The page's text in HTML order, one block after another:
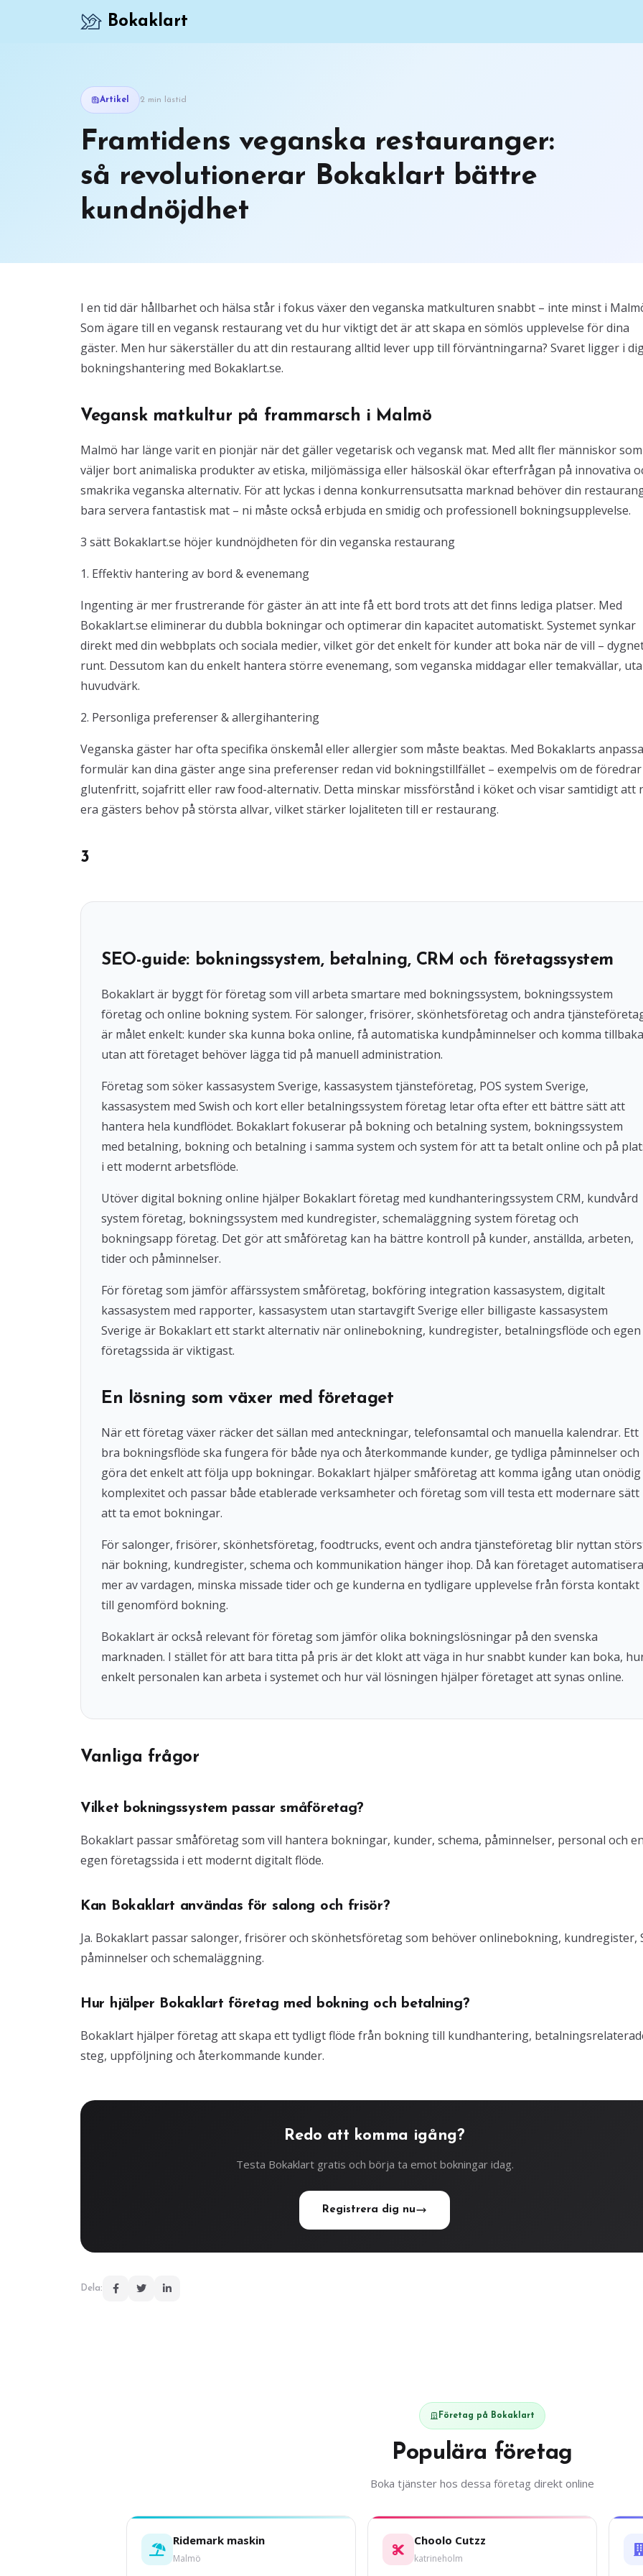
Bokaklart
Artikel 2 min lästid
Framtidens veganska restauranger:
så revolutionerar Bokaklart bättre
kundnöjdhet
I en tid där hållbarhet och hälsa står i fokus växer den veganska matkulturen snabbt – inte minst i
Som ägare till en vegansk restaurang vet du hur viktigt det är att skapa en sömlös upplevelse för dina
gäster. Men hur säkerställer du att din restaurang alltid lever upp till förväntningarna? Svaret ligger i
bokningshantering med Bokaklart.se.
Vegansk matkultur på frammarsch i Malmö
Malmö har länge varit en pionjär när det gäller vegetarisk och vegansk mat. Med allt fler människor som
väljer bort animaliska produkter av etiska, miljömässiga eller hälsoskäl ökar efterfrågan på innovativa
smakrika veganska alternativ. För att lyckas i denna konkurrensutsatta marknad behöver din
bara servera fantastisk mat – ni måste också erbjuda en smidig och professionell bokningsupplevelse.
3 sätt Bokaklart.se höjer kundnöjdheten för din veganska restaurang
1. Effektiv hantering av bord & evenemang
Ingenting är mer frustrerande för gäster än att inte få ett bord trots att det finns lediga platser. Med
Bokaklart.se eliminerar du dubbla bokningar och optimerar din kapacitet automatiskt. Systemet synkar
direkt med din webbplats och sociala medier, vilket gör det enkelt för kunder att boka när de vill –
runt. Dessutom kan du enkelt hantera större evenemang, som veganska middagar eller temakvällar,
huvudvärk.
2. Personliga preferenser & allergihantering
Veganska gäster har ofta specifika önskemål eller allergier som måste beaktas. Med Bokaklarts
formulär kan dina gäster ange sina preferenser redan vid bokningstillfället – exempelvis om de föredrar
glutenfritt, sojafritt eller raw food-alternativ. Detta minskar missförstånd i köket och visar samtidigt att
era gästers behov på största allvar, vilket stärker lojaliteten till er restaurang.
3
SEO-guide: bokningssystem, betalning, CRM och företagssystem
Bokaklart är byggt för företag som vill arbeta smartare med bokningssystem, bokningssystem
företag och online bokning system. För salonger, frisörer, skönhetsföretag och andra
är målet enkelt: kunder ska kunna boka online, få automatiska kundpåminnelser och komma tillbaka
utan att företaget behöver lägga tid på manuell administration.
Företag som söker kassasystem Sverige, kassasystem tjänsteföretag, POS system Sverige,
kassasystem med Swish och kort eller betalningssystem företag letar ofta efter ett bättre sätt att
hantera hela kundflödet. Bokaklart fokuserar på bokning och betalning system, bokningssystem
med betalning, bokning och betalning i samma system och system för att ta betalt online och på
i ett modernt arbetsflöde.
Utöver digital bokning online hjälper Bokaklart företag med kundhanteringssystem CRM, kundvård
system företag, bokningssystem med kundregister, schemaläggning system företag och
bokningsapp företag. Det gör att småföretag kan ha bättre kontroll på kunder, anställda, arbeten,
tider och påminnelser.
För företag som jämför affärssystem småföretag, bokföring integration kassasystem, digitalt
kassasystem med rapporter, kassasystem utan startavgift Sverige eller billigaste kassasystem
Sverige är Bokaklart ett starkt alternativ när onlinebokning, kundregister, betalningsflöde och egen
företagssida är viktigast.
En lösning som växer med företaget
När ett företag växer räcker det sällan med anteckningar, telefonsamtal och manuella kalendrar. Ett
bra bokningsflöde ska fungera för både nya och återkommande kunder, ge tydliga påminnelser och
göra det enkelt att följa upp bokningar. Bokaklart hjälper småföretag att komma igång utan onödig
komplexitet och passar både etablerade verksamheter och företag som vill testa ett modernare sätt
att ta emot bokningar.
För salonger, frisörer, skönhetsföretag, foodtrucks, event och andra tjänsteföretag blir nyttan
när bokning, kundregister, schema och kommunikation hänger ihop. Då kan företaget automatisera
mer av vardagen, minska missade tider och ge kunderna en tydligare upplevelse från första kontakt
till genomförd bokning.
Bokaklart är också relevant för företag som jämför olika bokningslösningar på den svenska
marknaden. I stället för att bara titta på pris är det klokt att väga in hur snabbt kunder kan boka,
enkelt personalen kan arbeta i systemet och hur väl lösningen hjälper företaget att synas online.
Vanliga frågor
Vilket bokningssystem passar småföretag?
Bokaklart passar småföretag som vill hantera bokningar, kunder, schema, påminnelser, personal och
egen företagssida i ett modernt digitalt flöde.
Kan Bokaklart användas för salong och frisör?
Ja. Bokaklart passar salonger, frisörer och skönhetsföretag som behöver onlinebokning, kundregister,
påminnelser och schemaläggning.
Hur hjälper Bokaklart företag med bokning och betalning?
Bokaklart hjälper företag att skapa ett tydligt flöde från bokning till kundhantering,
steg, uppföljning och återkommande kunder.
Redo att komma igång?
Testa Bokaklart gratis och börja ta emot bokningar idag.
Registrera dig nu
Dela:
Företag på Bokaklart
Populära företag
Boka tjänster hos dessa företag direkt online
Ridemark maskin
Malmö
Choolo Cutzz
katrineholm